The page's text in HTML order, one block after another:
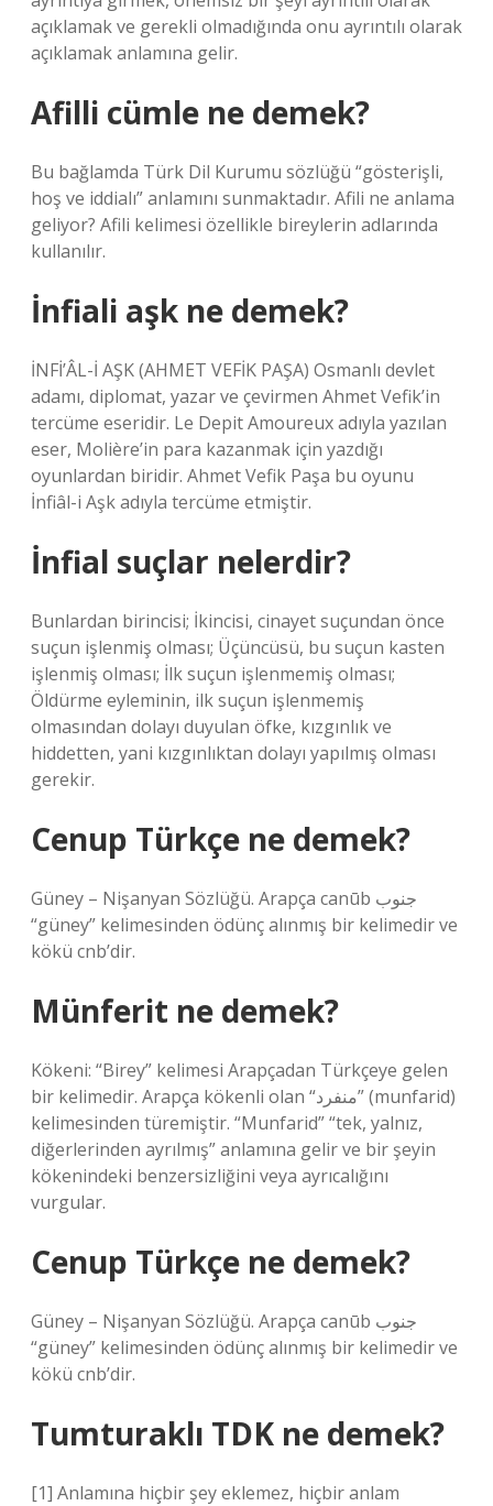
açıklamak ve gerekli olmadığında onu ayrıntılı olarak
açıklamak anlamına gelir.
Afilli cümle ne demek?
Bu bağlamda Türk Dil Kurumu sözlüğü “gösterişli,
hoş ve iddialı” anlamını sunmaktadır. Afili ne anlama
geliyor? Afili kelimesi özellikle bireylerin adlarında
kullanılır.
İnfiali aşk ne demek?
İNFİ’ÂL-İ AŞK (AHMET VEFİK PAŞA) Osmanlı devlet
adamı, diplomat, yazar ve çevirmen Ahmet Vefik’in
tercüme eseridir. Le Depit Amoureux adıyla yazılan
eser, Molière’in para kazanmak için yazdığı
oyunlardan biridir. Ahmet Vefik Paşa bu oyunu
İnfiâl-i Aşk adıyla tercüme etmiştir.
İnfial suçlar nelerdir?
Bunlardan birincisi; İkincisi, cinayet suçundan önce
suçun işlenmiş olması; Üçüncüsü, bu suçun kasten
işlenmiş olması; İlk suçun işlenmemiş olması;
Öldürme eyleminin, ilk suçun işlenmemiş
olmasından dolayı duyulan öfke, kızgınlık ve
hiddetten, yani kızgınlıktan dolayı yapılmış olması
gerekir.
Cenup Türkçe ne demek?
Güney – Nişanyan Sözlüğü. Arapça canūb جنوب
“güney” kelimesinden ödünç alınmış bir kelimedir ve
kökü cnb’dir.
Münferit ne demek?
Kökeni: “Birey” kelimesi Arapçadan Türkçeye gelen
bir kelimedir. Arapça kökenli olan “منفرد” (munfarid)
kelimesinden türemiştir. “Munfarid” “tek, yalnız,
diğerlerinden ayrılmış” anlamına gelir ve bir şeyin
kökenindeki benzersizliğini veya ayrıcalığını
vurgular.
Cenup Türkçe ne demek?
Güney – Nişanyan Sözlüğü. Arapça canūb جنوب
“güney” kelimesinden ödünç alınmış bir kelimedir ve
kökü cnb’dir.
Tumturaklı TDK ne demek?
[1] Anlamına hiçbir şey eklemez, hiçbir anlam